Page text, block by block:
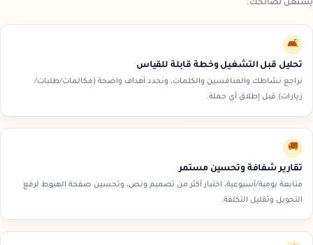
يشتغل لصالحك.
🛋️
تحليل قبل التشغيل وخطة قابلة للقياس
نراجع نشاطك والمنافسين والكلمات، ونحدد أهداف واضحة (مكالمات/طلبات/
زيارات) قبل إطلاق أي حملة.
🚚
تقارير شفافة وتحسين مستمر
متابعة يومية/أسبوعية، اختبار أكثر من تصميم ونص، وتحسين صفحة الهبوط لرفع
التحويل وتقليل التكلفة.